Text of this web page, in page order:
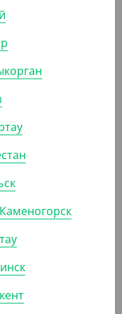
с насадкой